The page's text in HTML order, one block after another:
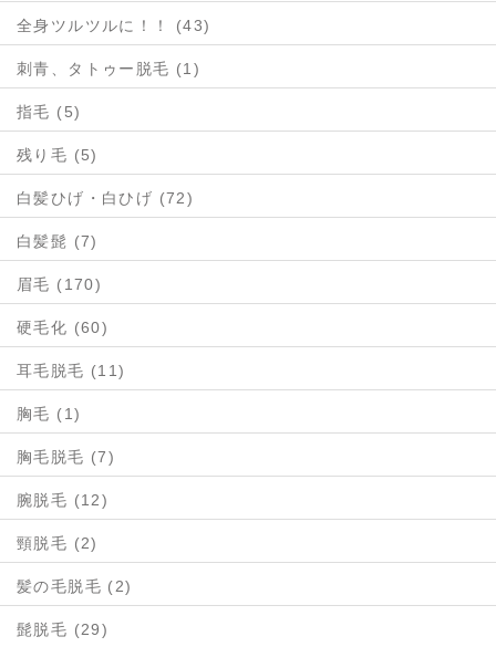
全身ツルツルに！！ (43)
刺青、タトゥー脱毛 (1)
指毛 (5)
残り毛 (5)
白髪ひげ・白ひげ (72)
白髪髭 (7)
眉毛 (170)
硬毛化 (60)
耳毛脱毛 (11)
胸毛 (1)
胸毛脱毛 (7)
腕脱毛 (12)
頸脱毛 (2)
髪の毛脱毛 (2)
髭脱毛 (29)